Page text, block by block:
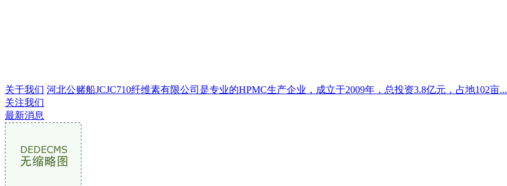
关于我们 河北公赌船JCJC710纤维素有限公司是专业的HPMC生产企业，成立于2009年，总投资3.8亿元，占地102亩...
关注我们
最新消息